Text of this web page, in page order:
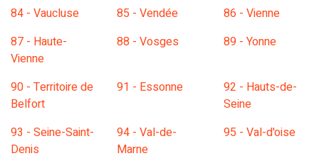
84 - Vaucluse 85 - Vendée
86 - Vienne
87 - Haute-
Vienne
88 - Vosges 89 - Yonne
90 - Territoire de
Belfort
91 - Essonne
92 - Hauts-de-
Seine
93 - Seine-Saint-
Denis
94 - Val-de-
Marne
95 - Val-d'oise